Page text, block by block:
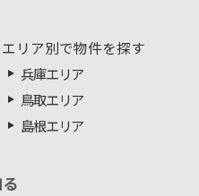
エリア別で物件を探す
兵庫エリア
鳥取エリア
島根エリア